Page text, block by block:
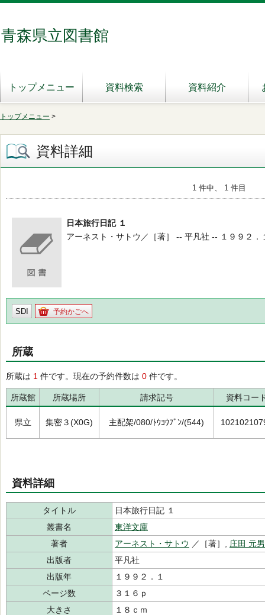
青森県立図書館
トップメニュー 資料検索 資料紹介
トップメニュー >
資料詳細
1 件中、 1 件目
日本旅行日記 １
アーネスト・サトウ／［著］ -- 平凡社 -- １９９２．
SDI 予約かごへ
所蔵
所蔵は 1 件です。現在の予約件数は 0 件です。
所蔵館 所蔵場所 請求記号 資料コー
県立 集密３(X0G) 主配架/080/ﾄｳﾖｳﾌﾞﾝ/(544)
資料詳細
タイトル
日本旅行日記 １
叢書名
東洋文庫
著者
アーネスト・サトウ ／［著］, 庄田 元男
出版者
平凡社
出版年
１９９２．１
ページ数
３１６ｐ
大きさ
１８ｃｍ